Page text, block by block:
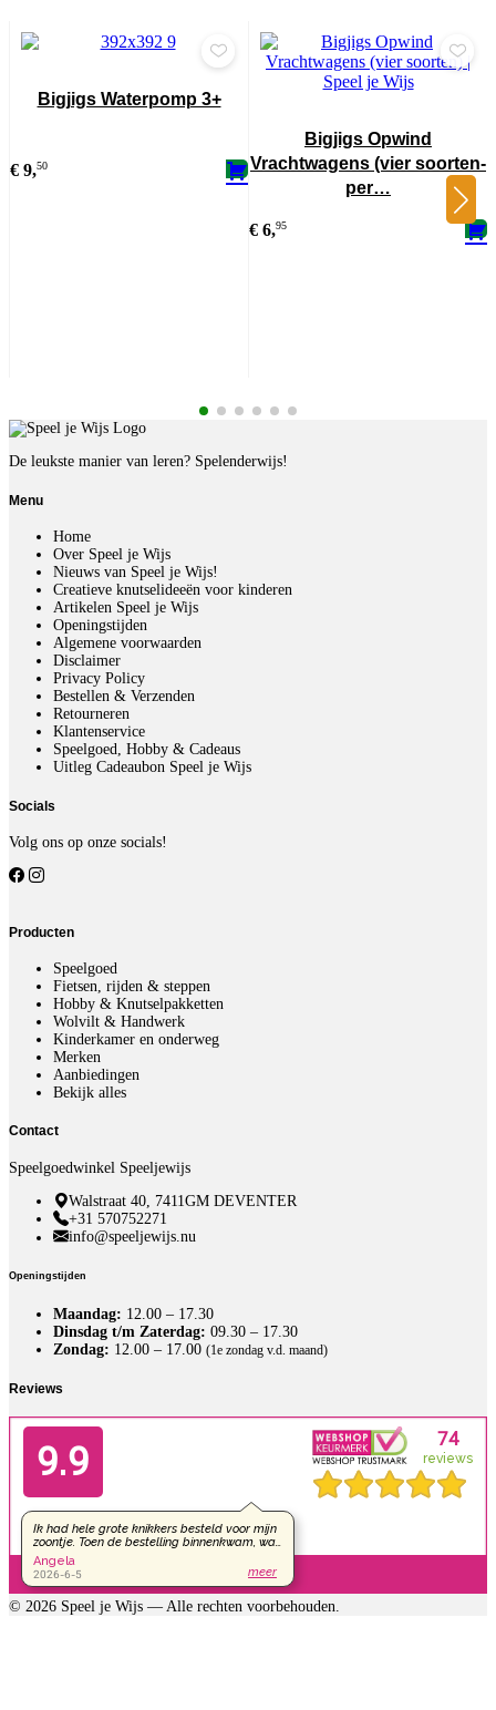
Bigjigs Waterpomp 3+
€ 9,50
Bigjigs Opwind
Vrachtwagens (vier soorten-
per…
€ 6,95
De leukste manier van leren? Spelenderwijs!
Menu
Home
Over Speel je Wijs
Nieuws van Speel je Wijs!
Creatieve knutselideeën voor kinderen
Artikelen Speel je Wijs
Openingstijden
Algemene voorwaarden
Disclaimer
Privacy Policy
Bestellen & Verzenden
Retourneren
Klantenservice
Speelgoed, Hobby & Cadeaus
Uitleg Cadeaubon Speel je Wijs
Socials
Volg ons op onze socials!
Producten
Speelgoed
Fietsen, rijden & steppen
Hobby & Knutselpakketten
Wolvilt & Handwerk
Kinderkamer en onderweg
Merken
Aanbiedingen
Bekijk alles
Contact
Speelgoedwinkel Speeljewijs
Walstraat 40, 7411GM DEVENTER
+31 570752271
info@speeljewijs.nu
Openingstijden
Maandag: 12.00 – 17.30
Dinsdag t/m Zaterdag: 09.30 – 17.30
Zondag: 12.00 – 17.00 (1e zondag v.d. maand)
Reviews
© 2026 Speel je Wijs — Alle rechten voorbehouden.